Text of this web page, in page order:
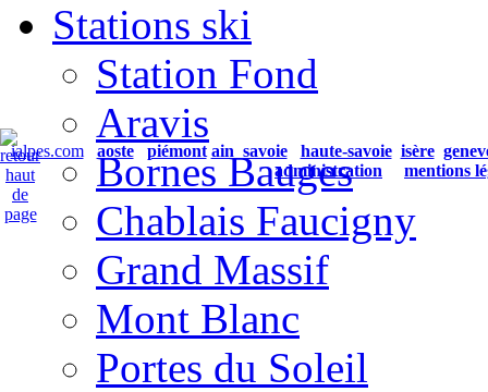
ialpes.com aoste piémont ain savoie haute-savoie isère
administration
mentions
Stations ski
Station Fond
Aravis
Bornes Bauges
Chablais Faucigny
Grand Massif
Mont Blanc
Portes du Soleil